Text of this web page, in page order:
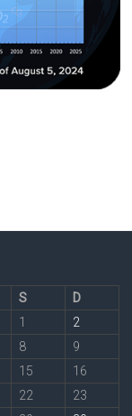
S
D
1
2
8
9
15
16
22
23